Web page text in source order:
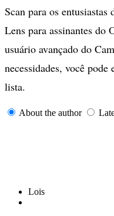
Scan para os
Lens para assinantes do
usuário avançado do
necessidades, você
lista.
About the author
Lois